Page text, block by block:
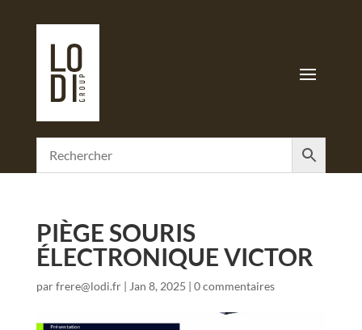
PIÈGE SOURIS
ÉLECTRONIQUE VICTOR
parfrere@lodi.fr| Jan 8, 2025 | 0 commentaires